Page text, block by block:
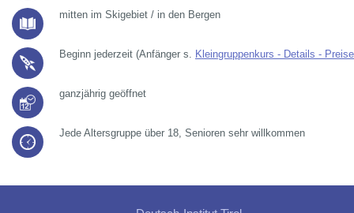
mitten im Skigebiet / in den Bergen
Beginn jederzeit (Anfänger s. Kleingruppenkurs - Details - Preise
ganzjährig geöffnet
Jede Altersgruppe über 18, Senioren sehr willkommen